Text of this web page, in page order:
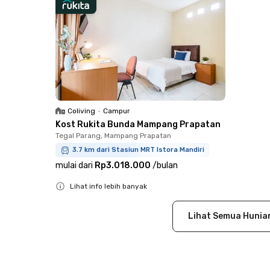
Coliving • Campur
Kost Rukita Bunda Mampang Prapatan
Tegal Parang, Mampang Prapatan
3.7 km dari Stasiun MRT Istora Mandiri
mulai dari Rp3.018.000 /bulan
Lihat info lebih banyak
Lihat Semua